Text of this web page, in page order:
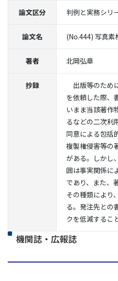
論文区分 判例と実務シリ
論文名 (No.444) 写真素
著者 北岡弘章
抄録
出版等のため
を依頼した際、
いまま当該著作
るなどの二次利
同意による包括
複製権侵害等の
がある。しかし
囲は事実関係に
であり、また、
その種類により
る。発注先との
クを低減するこ
機関誌・広報誌